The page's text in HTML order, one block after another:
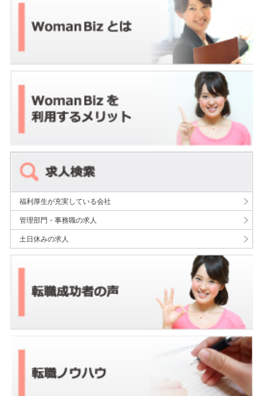
福利厚生が充実している会社
管理部門・事務職の求人
土日休みの求人